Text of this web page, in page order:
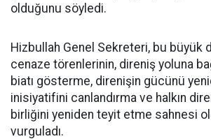
olduğunu söyledi.
Hizbullah Genel Sekreteri, bu büyük
cenaze törenlerinin, direniş yoluna
biatı gösterme, direnişin gücünü
inisiyatifini canlandırma ve halkın
birliğini yeniden teyit etme sahnesi
vurguladı.